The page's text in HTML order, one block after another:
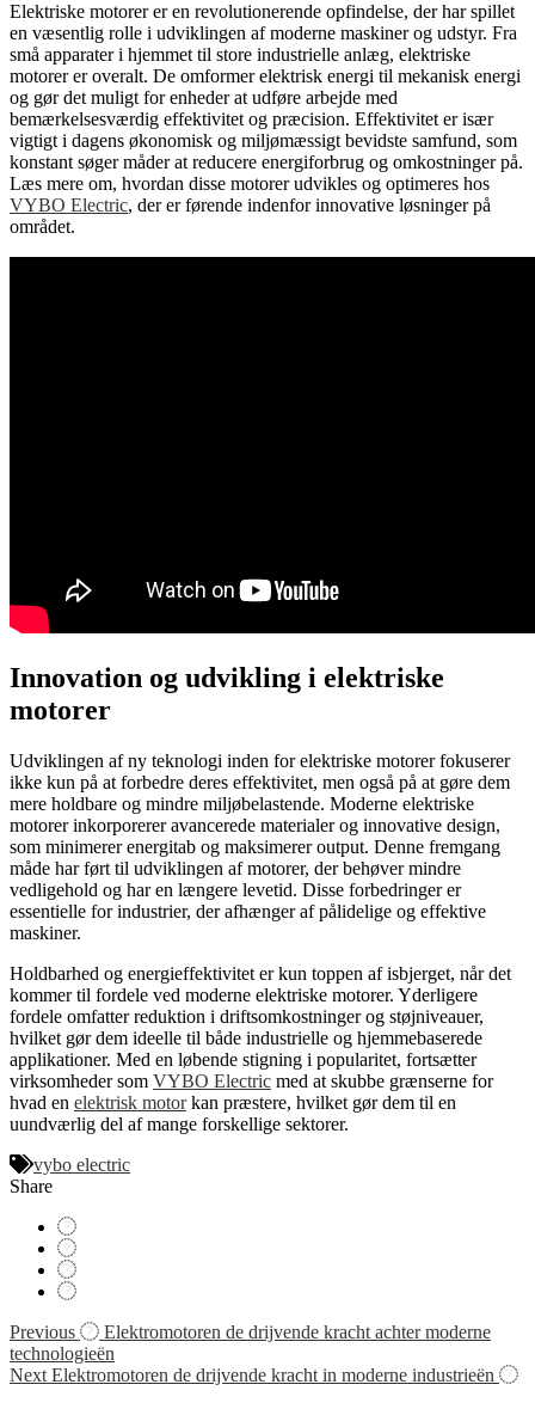
Elektriske motorer er en revolutionerende opfindelse, der har spillet
en væsentlig rolle i udviklingen af moderne maskiner og udstyr. Fra
små apparater i hjemmet til store industrielle anlæg, elektriske
motorer er overalt. De omformer elektrisk energi til mekanisk energi
og gør det muligt for enheder at udføre arbejde med
bemærkelsesværdig effektivitet og præcision. Effektivitet er især
vigtigt i dagens økonomisk og miljømæssigt bevidste samfund, som
konstant søger måder at reducere energiforbrug og omkostninger på.
Læs mere om, hvordan disse motorer udvikles og optimeres hos
VYBO Electric, der er førende indenfor innovative løsninger på
området.
Innovation og udvikling i elektriske
motorer
Udviklingen af ny teknologi inden for elektriske motorer fokuserer
ikke kun på at forbedre deres effektivitet, men også på at gøre dem
mere holdbare og mindre miljøbelastende. Moderne elektriske
motorer inkorporerer avancerede materialer og innovative design,
som minimerer energitab og maksimerer output. Denne fremgang
måde har ført til udviklingen af motorer, der behøver mindre
vedligehold og har en længere levetid. Disse forbedringer er
essentielle for industrier, der afhænger af pålidelige og effektive
maskiner.
Holdbarhed og energieffektivitet er kun toppen af isbjerget, når det
kommer til fordele ved moderne elektriske motorer. Yderligere
fordele omfatter reduktion i driftsomkostninger og støjniveauer,
hvilket gør dem ideelle til både industrielle og hjemmebaserede
applikationer. Med en løbende stigning i popularitet, fortsætter
virksomheder som VYBO Electric med at skubbe grænserne for
hvad en elektrisk motorkan præstere, hvilket gør dem til en
uundværlig del af mange forskellige sektorer.
vybo electric
Share
Navigácia
v
Previous
Elektromotoren de drijvende kracht achter moderne
technologieën
Next Elektromotoren de drijvende kracht in moderne industrieën